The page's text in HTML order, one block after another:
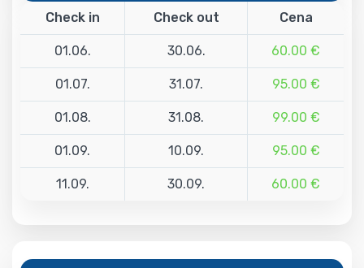
Check in Check out Cena
01.06. 30.06. 60.00 €
01.07. 31.07. 95.00 €
01.08. 31.08. 99.00 €
01.09. 10.09. 95.00 €
11.09. 30.09. 60.00 €